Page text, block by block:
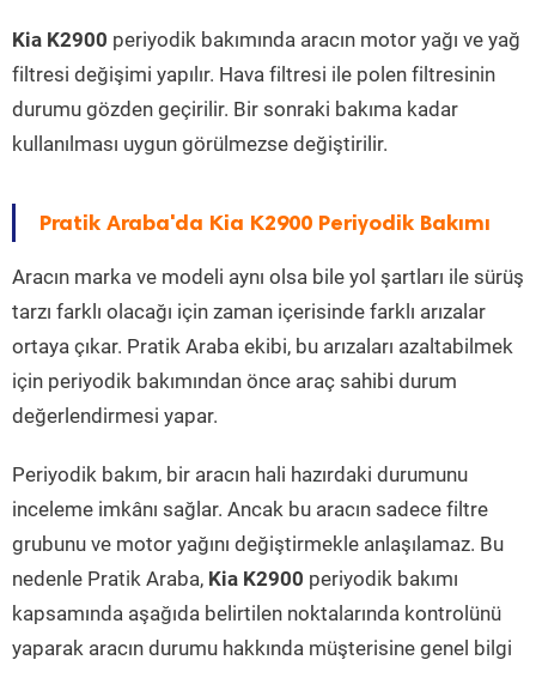
Kia K2900 periyodik bakımında aracın motor yağı ve yağ
filtresi değişimi yapılır. Hava filtresi ile polen filtresinin
durumu gözden geçirilir. Bir sonraki bakıma kadar
kullanılması uygun görülmezse değiştirilir.
Pratik Araba'da Kia K2900 Periyodik Bakımı
Aracın marka ve modeli aynı olsa bile yol şartları ile sürüş
tarzı farklı olacağı için zaman içerisinde farklı arızalar
ortaya çıkar. Pratik Araba ekibi, bu arızaları azaltabilmek
için periyodik bakımından önce araç sahibi durum
değerlendirmesi yapar.
Periyodik bakım, bir aracın hali hazırdaki durumunu
inceleme imkânı sağlar. Ancak bu aracın sadece filtre
grubunu ve motor yağını değiştirmekle anlaşılamaz. Bu
nedenle Pratik Araba, Kia K2900 periyodik bakımı
kapsamında aşağıda belirtilen noktalarında kontrolünü
yaparak aracın durumu hakkında müşterisine genel bilgi